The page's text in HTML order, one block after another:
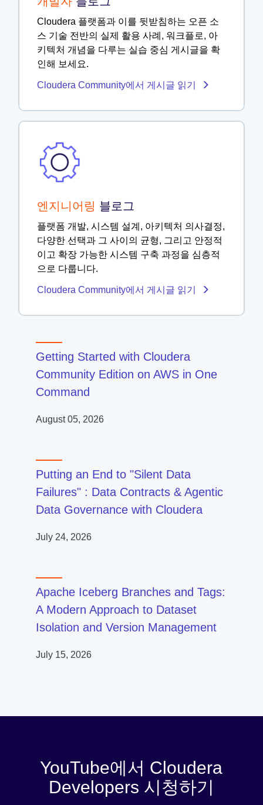
Cloudera 플랫폼과 이를 뒷받침하는 오픈 소
스 기술 전반의 실제 활용 사례, 워크플로, 아
키텍처 개념을 다루는 실습 중심 게시글을 확
인해 보세요.
Cloudera Community에서 게시글 읽기
엔지니어링 블로그
플랫폼 개발, 시스템 설계, 아키텍처 의사결정,
다양한 선택과 그 사이의 균형, 그리고 안정적
이고 확장 가능한 시스템 구축 과정을 심층적
으로 다룹니다.
Cloudera Community에서 게시글 읽기
Getting Started with Cloudera
Community Edition on AWS in One
Command
August 05, 2026
Putting an End to "Silent Data
Failures" : Data Contracts & Agentic
Data Governance with Cloudera
July 24, 2026
Apache Iceberg Branches and Tags:
A Modern Approach to Dataset
Isolation and Version Management
July 15, 2026
YouTube에서 Cloudera
Developers 시청하기